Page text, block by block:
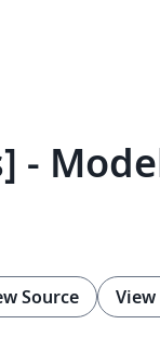
-
Source View